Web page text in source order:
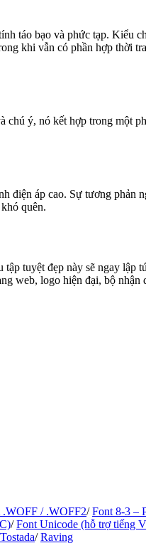
táo bạo và phức tạp.
khi vẫn có phần hợp thời
ý, nó kết hợp trong một
áp cao. Sự tương phản
quên.
tuyệt đẹp này sẽ ngay lập
web, logo hiện đại, bộ
.WOFF / .WOFF2/Font 8-3 –
/Font Unicode (hỗ trợ tiếng
/Raving